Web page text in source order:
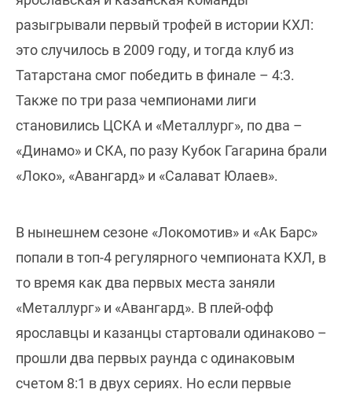
разыгрывали первый трофей в истории КХЛ:
это случилось в 2009 году, и тогда клуб из
Татарстана смог победить в финале – 4:3.
Также по три раза чемпионами лиги
становились ЦСКА и «Металлург», по два –
«Динамо» и СКА, по разу Кубок Гагарина брали
«Локо», «Авангард» и «Салават Юлаев».
В нынешнем сезоне «Локомотив» и «Ак Барс»
попали в топ-4 регулярного чемпионата КХЛ, в
то время как два первых места заняли
«Металлург» и «Авангард». В плей-офф
ярославцы и казанцы стартовали одинаково –
прошли два первых раунда с одинаковым
счетом 8:1 в двух сериях. Но если первые